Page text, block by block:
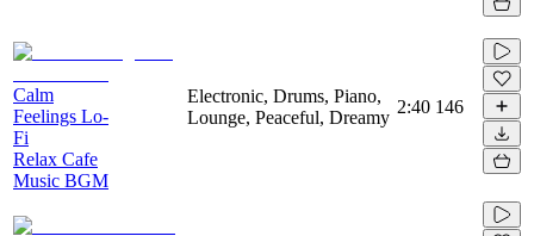
Calm
Feelings Lo-
Fi
Relax Cafe
Music BGM
Electronic, Drums, Piano,
Lounge, Peaceful, Dreamy
2:40 146